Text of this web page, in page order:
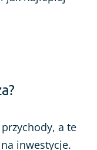
a te
inwestycje.